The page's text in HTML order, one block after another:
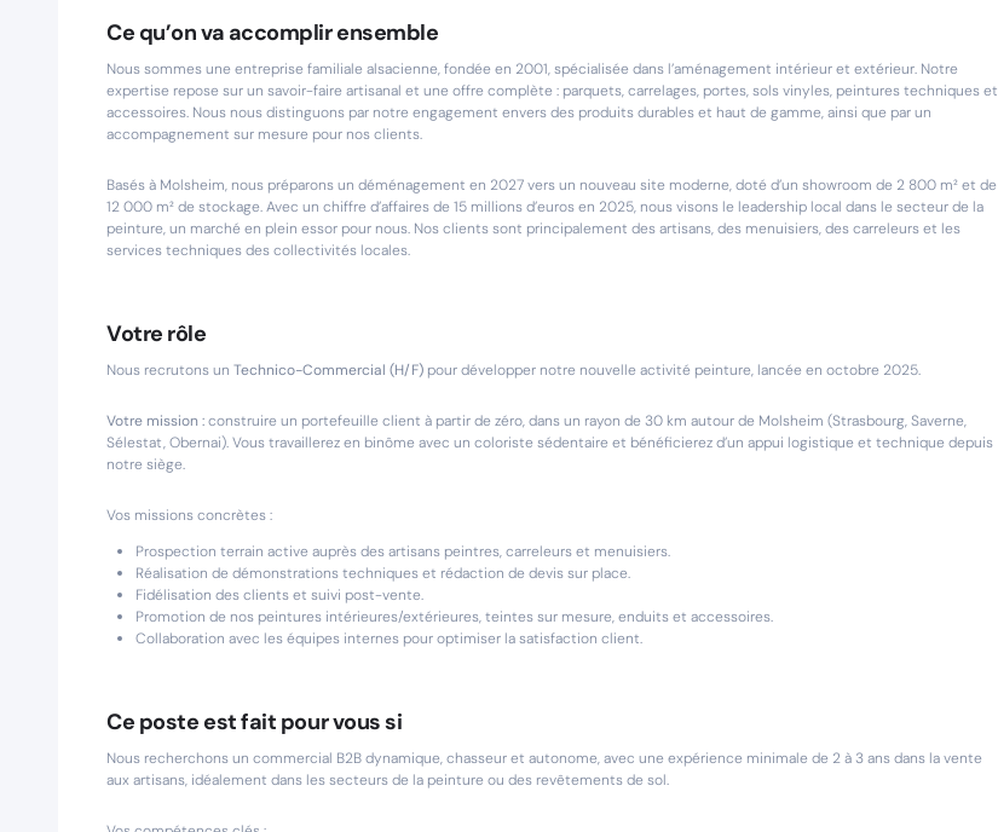
Ce qu’on va accomplir ensemble
Nous sommes une entreprise familiale alsacienne, fondée en 2001, spécialisée dans l’aménagement intérieur et extérieur. Notre
expertise repose sur un savoir-faire artisanal et une offre complète : parquets, carrelages, portes, sols vinyles, peintures techniques et
accessoires. Nous nous distinguons par notre engagement envers des produits durables et haut de gamme, ainsi que par un
accompagnement sur mesure pour nos clients.
Basés à Molsheim, nous préparons un déménagement en 2027 vers un nouveau site moderne, doté d’un showroom de 2 800 m² et de
12 000 m² de stockage. Avec un chiffre d’affaires de 15 millions d’euros en 2025, nous visons le leadership local dans le secteur de la
peinture, un marché en plein essor pour nous. Nos clients sont principalement des artisans, des menuisiers, des carreleurs et les
services techniques des collectivités locales.
Votre rôle
Nous recrutons un Technico-Commercial (H/F) pour développer notre nouvelle activité peinture, lancée en octobre 2025.
Votre mission :construire un portefeuille client à partir de zéro, dans un rayon de 30 km autour de Molsheim (Strasbourg, Saverne,
Sélestat, Obernai). Vous travaillerez en binôme avec un coloriste sédentaire et bénéficierez d’un appui logistique et technique depuis
notre siège.
Vos missions concrètes :
Prospection terrain active auprès des artisans peintres, carreleurs et menuisiers.
Réalisation de démonstrations techniques et rédaction de devis sur place.
Fidélisation des clients et suivi post-vente.
Promotion de nos peintures intérieures/extérieures, teintes sur mesure, enduits et accessoires.
Collaboration avec les équipes internes pour optimiser la satisfaction client.
Ce poste est fait pour vous si
Nous recherchons un commercial B2B dynamique, chasseur et autonome, avec une expérience minimale de 2 à 3 ans dans la vente
aux artisans, idéalement dans les secteurs de la peinture ou des revêtements de sol.